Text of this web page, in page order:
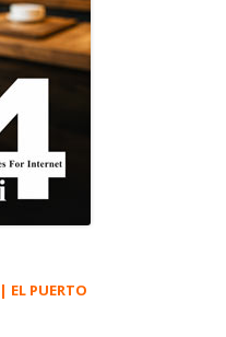
EL PUERTO